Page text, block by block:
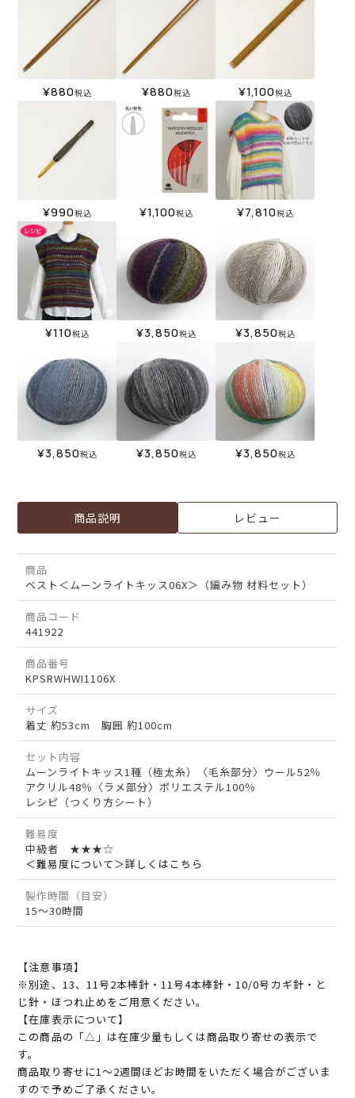
¥880税込 ¥880税込 ¥1,100税込
¥990税込 ¥1,100税込 ¥7,810税込
¥110税込 ¥3,850税込 ¥3,850税込
¥3,850税込 ¥3,850税込 ¥3,850税込
商品説明 レビュー
商品
ベスト＜ムーンライトキッス06X＞（編み物 材料セット）
商品コード
441922
商品番号
KPSRWHWI1106X
サイズ
着丈 約53cm 胸囲 約100cm
セット内容
ムーンライトキッス1種（極太糸）〈毛糸部分〉ウール52％
アクリル48％〈ラメ部分〉ポリエステル100％
レシピ（つくり方シート）
難易度
中級者 ★★★☆
＜難易度について＞詳しくはこちら
製作時間（目安）
15～30時間
【注意事項】
※別途、13、11号2本棒針・11号4本棒針・10/0号カギ針・と
じ針・ほつれ止めをご用意ください。
【在庫表示について】
この商品の「△」は在庫少量もしくは商品取り寄せの表示で
す。
商品取り寄せに1～2週間ほどお時間をいただく場合がございま
すので予めご了承ください。